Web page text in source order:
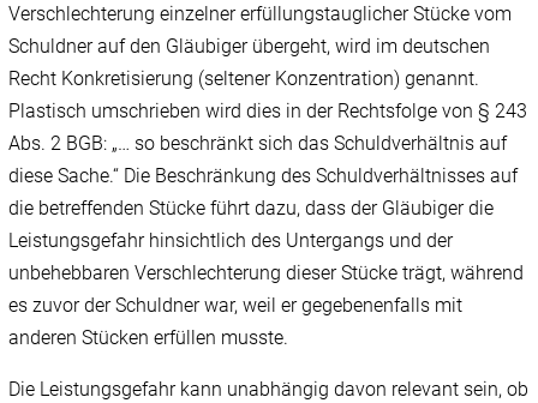
Verschlechterung einzelner erfüllungstauglicher Stücke vom
Schuldner auf den Gläubiger übergeht, wird im deutschen
Recht Konkretisierung (seltener Konzentration) genannt.
Plastisch umschrieben wird dies in der Rechtsfolge von § 243
Abs. 2 BGB: „… so beschränkt sich das Schuldverhältnis auf
diese Sache.“ Die Beschränkung des Schuldverhältnisses auf
die betreffenden Stücke führt dazu, dass der Gläubiger die
Leistungsgefahr hinsichtlich des Untergangs und der
unbehebbaren Verschlechterung dieser Stücke trägt, während
es zuvor der Schuldner war, weil er gegebenenfalls mit
anderen Stücken erfüllen musste.
Die Leistungsgefahr kann unabhängig davon relevant sein, ob